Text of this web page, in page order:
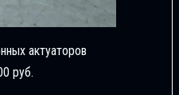
актуаторов
руб.